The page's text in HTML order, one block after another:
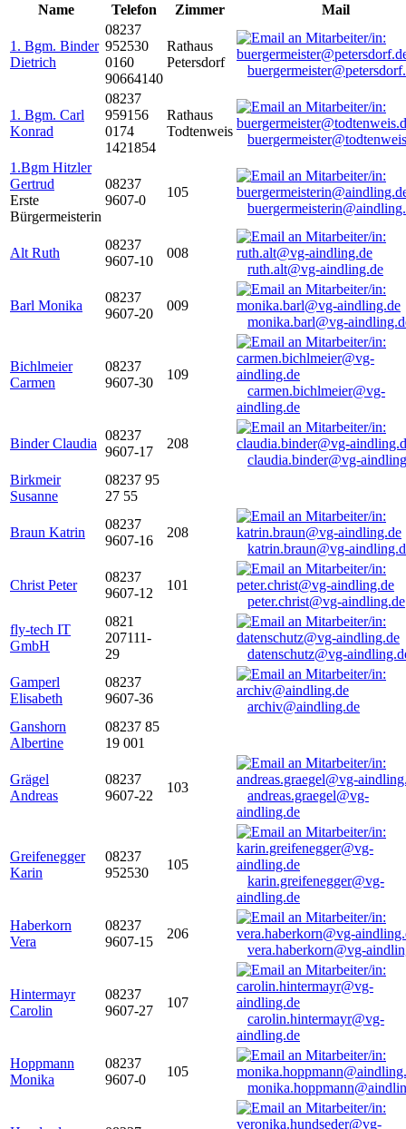
Name
Telefon Zimmer Mail
1. Bgm. Binder
Dietrich
08237
952530
0160
90664140
Rathaus
Petersdorf
1. Bgm. Carl
Konrad
08237
959156
0174
1421854
Rathaus
Todtenweis
1.Bgm Hitzler
Gertrud
Erste
Bürgermeisterin
08237
9607-0
105
Alt Ruth
08237
9607-10
008
ruth.alt@vg-aindling.de
Barl Monika
08237
9607-20
009
monika.barl@vg-
Bichlmeier
Carmen
08237
9607-30
109
carmen.bichlmeier@vg-
aindling.de
Binder Claudia
08237
9607-17
208
claudia.binder@vg-
Birkmeir
Susanne
08237 95
27 55
Braun Katrin
08237
9607-16
208
katrin.braun@vg-
Christ Peter
08237
9607-12
101
peter.christ@vg-aindling.de
fly-tech IT
GmbH
0821
207111-
29
datenschutz@vg-
Gamperl
Elisabeth
08237
9607-36
archiv@aindling.de
Ganshorn
Albertine
08237 85
19 001
Grägel
Andreas
08237
9607-22
103
andreas.graegel@vg-
aindling.de
Greifenegger
Karin
08237
952530
105
karin.greifenegger@vg-
aindling.de
Haberkorn
Vera
08237
9607-15
206
vera.haberkorn@vg-
Hintermayr
Carolin
08237
9607-27
107
carolin.hintermayr@vg-
aindling.de
Hoppmann
Monika
08237
9607-0
105